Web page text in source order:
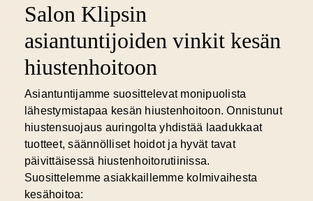
Salon Klipsin
asiantuntijoiden vinkit kesän
hiustenhoitoon
Asiantuntijamme suosittelevat monipuolista
lähestymistapaa kesän hiustenhoitoon. Onnistunut
hiustensuojaus auringolta yhdistää laadukkaat
tuotteet, säännölliset hoidot ja hyvät tavat
päivittäisessä hiustenhoitorutiinissa.
Suosittelemme asiakkaillemme kolmivaihesta
kesähoitoa: